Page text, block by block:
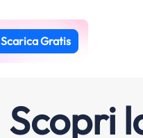
Scarica Gratis
Scopri